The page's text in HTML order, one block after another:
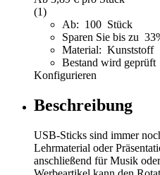
(1)
Ab: 100 Stück
Sparen Sie bis zu
Material: Kunststoff
Bestand wird geprüft
Konfigurieren
Beschreibung
USB-Sticks sind immer
Lehrmaterial oder
anschließend für Musik